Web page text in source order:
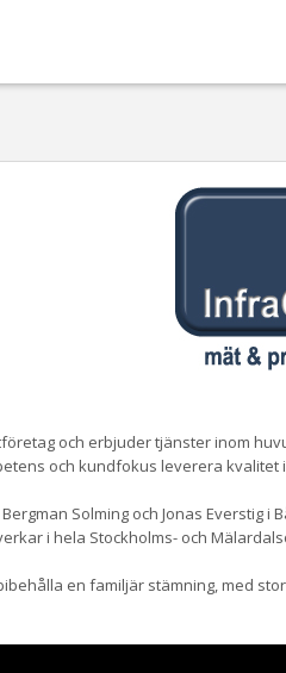
och erbjuder tjänster inom
och kundfokus leverera kvalitet
Solming och Jonas Everstig
i hela Stockholms- och
en familjär stämning, med